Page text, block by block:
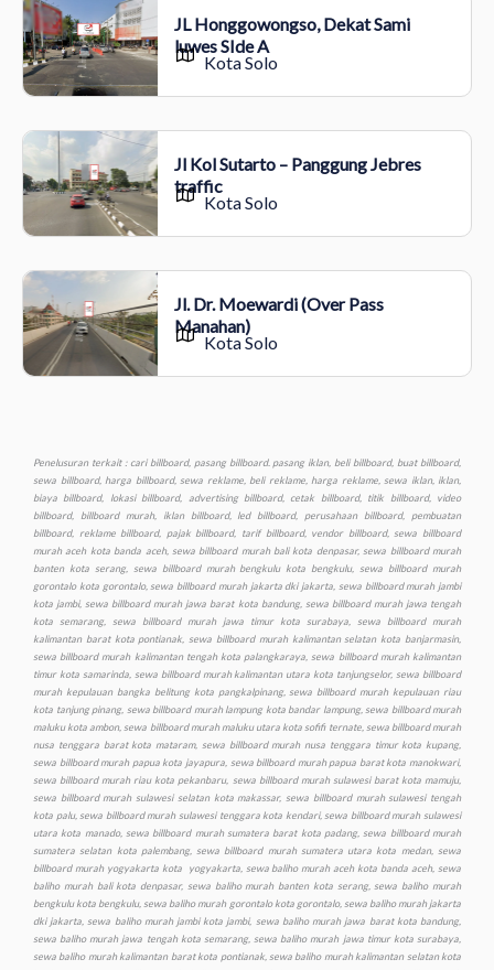
JL Honggowongso, Dekat Sami
luwes SIde A
Kota Solo
Jl Kol Sutarto – Panggung Jebres
traffic
Kota Solo
Jl. Dr. Moewardi (Over Pass
Manahan)
Kota Solo
Penelusuran terkait : cari billboard, pasang billboard. pasang iklan, beli billboard, buat billboard, sewa billboard, harga billboard, sewa reklame, beli reklame, harga reklame, sewa iklan, iklan, biaya billboard, lokasi billboard, advertising billboard, cetak billboard, titik billboard, video billboard, billboard murah, iklan billboard, led billboard, perusahaan billboard, pembuatan billboard, reklame billboard, pajak billboard, tarif billboard, vendor billboard, sewa billboard murah aceh kota banda aceh, sewa billboard murah bali kota denpasar, sewa billboard murah banten kota serang, sewa billboard murah bengkulu kota bengkulu, sewa billboard murah gorontalo kota gorontalo, sewa billboard murah jakarta dki jakarta, sewa billboard murah jambi kota jambi, sewa billboard murah jawa barat kota bandung, sewa billboard murah jawa tengah kota semarang, sewa billboard murah jawa timur kota surabaya, sewa billboard murah kalimantan barat kota pontianak, sewa billboard murah kalimantan selatan kota banjarmasin, sewa billboard murah kalimantan tengah kota palangkaraya, sewa billboard murah kalimantan timur kota samarinda, sewa billboard murah kalimantan utara kota tanjungselor, sewa billboard murah kepulauan bangka belitung kota pangkalpinang, sewa billboard murah kepulauan riau kota tanjung pinang, sewa billboard murah lampung kota bandar lampung, sewa billboard murah maluku kota ambon, sewa billboard murah maluku utara kota sofifi ternate, sewa billboard murah nusa tenggara barat kota mataram, sewa billboard murah nusa tenggara timur kota kupang, sewa billboard murah papua kota jayapura, sewa billboard murah papua barat kota manokwari, sewa billboard murah riau kota pekanbaru, sewa billboard murah sulawesi barat kota mamuju, sewa billboard murah sulawesi selatan kota makassar, sewa billboard murah sulawesi tengah kota palu, sewa billboard murah sulawesi tenggara kota kendari, sewa billboard murah sulawesi utara kota manado, sewa billboard murah sumatera barat kota padang, sewa billboard murah sumatera selatan kota palembang, sewa billboard murah sumatera utara kota medan, sewa billboard murah yogyakarta kota yogyakarta, sewa baliho murah aceh kota banda aceh, sewa baliho murah bali kota denpasar, sewa baliho murah banten kota serang, sewa baliho murah bengkulu kota bengkulu, sewa baliho murah gorontalo kota gorontalo, sewa baliho murah jakarta dki jakarta, sewa baliho murah jambi kota jambi, sewa baliho murah jawa barat kota bandung, sewa baliho murah jawa tengah kota semarang, sewa baliho murah jawa timur kota surabaya, sewa baliho murah kalimantan barat kota pontianak, sewa baliho murah kalimantan selatan kota banjarmasin, sewa baliho murah, kalimantan tengah kota palangkaraya, sewa baliho murah kalimantan timur kota samarinda, sewa baliho murah kalimantan utara kota tanjungselor, sewa baliho murah kepulauan bangka belitung kota pangkalpinang, sewa murah baliho kepulauan riau kota tanjung pinang, sewa baliho murah lampung kota bandar lampung, sewa baliho murah maluku kota ambon, sewa baliho murah maluku utara kota sofifi ternate, sewa baliho murah nusa tenggara barat kota mataram, sewa baliho murah nusa tenggara timur kota kupang, sewa baliho murah papua kota jayapura, sewa baliho murah papua barat kota manokwari, sewa baliho murah riau kota pekanbaru, sewa baliho murah sulawesi barat kota mamuju, sewa baliho murah sulawesi selatan kota makassar, sewa baliho murah sulawesi tengah kota palu, sewa baliho murah sulawesi tenggara kota kendari, sewa baliho murah sulawesi utara kota manado, sewa baliho murah sumatera barat kota padang, sewa baliho murah sumatera selatan kota palembang, sewa baliho murah sumatera utara kota medan, sewa baliho murah yogyakarta kota yogyakarta, sewa videotron murah aceh kota banda aceh, sewa videotron murah bali kota denpasar, sewa videotron murah banten kota serang, sewa videotron murah bengkulu kota bengkulu, sewa videotron murah gorontalo kota gorontalo, sewa videotron murah jakarta dki jakarta, sewa videotron murah jambi kota jambi, sewa videotron murah jawa barat kota bandung, sewa videotron murah jawa tengah kota semarang, sewa videotron murah jawa timur kota surabaya, sewa videotron murah kalimantan barat kota pontianak, sewa videotron murah kalimantan selatan kota banjarmasin, sewa videotron murah kalimantan tengah kota palangkaraya, sewa videotron murah kalimantan timur kota samarinda, sewa videotron murah kalimantan utara kota tanjungselor, sewa videotron murah kepulauan bangka belitung kota pangkalpinang, sewa videotron murah kepulauan riau kota tanjung pinang, sewa videotron murah lampung kota bandar lampung, sewa videotron murah maluku kota ambon, sewa videotron murah maluku utara kota sofifi ternate, sewa videotron murah nusa tenggara barat kota mataram, sewa videotron murah nusa tenggara timur kota kupang, sewa videotron murah papua kota jayapura, sewa videotron murah papua barat kota manokwari, sewa videotron murah riau kota pekanbaru, sewa videotron murah sulawesi barat kota mamuju, sewa videotron murah sulawesi selatan kota makassar, sewa videotron murah sulawesi tengah kota palu, sewa videotron murah sulawesi tenggara kota kendari, sewa videotron murah sulawesi utara kota manado, sewa videotron murah sumatera barat kota padang, sewa videotron murah sumatera selatan kota palembang, sewa videotron murah sumatera utara kota medan, sewa videotron murah yogyakarta kota yogyakarta, produksi murah billboard aceh kota banda aceh, produksi billboard murah bali kota denpasar, produksi billboard murah banten kota serang, produksi billboard murah bengkulu kota bengkulu, produksi billboard murah gorontalo kota gorontalo, produksi billboard murah jakarta dki jakarta, produksi billboard murah jambi kota jambi, produksi billboard murah jawa barat kota bandung, produksi billboard murah jawa tengah kota semarang, produksi billboard murah jawa timur kota surabaya, produksi billboard murah kalimantan barat kota pontianak, produksi billboard murah kalimantan selatan kota banjarmasin, produksi billboard murah kalimantan tengah kota palangkaraya, produksi billboard murah kalimantan timur kota samarinda, produksi billboard murah kalimantan utara kota tanjungselor, produksi billboard murah kepulauan bangka belitung kota pangkalpinang, produksi billboard murah kepulauan riau kota tanjung pinang, produksi billboard murah lampung kota bandar lampung, produksi billboard murah maluku kota ambon, produksi billboard maluku utara kota sofifi ternate, produksi billboard murah nusa tenggara barat kota mataram, produksi billboard murah nusa tenggara timur kota kupang, produksi billboard murah papua kota jayapura, produksi billboard murah papua barat kota manokwari, produksi billboard murah riau kota pekanbaru, produksi billboard murah sulawesi barat kota mamuju, produksi billboard murah sulawesi selatan kota makassar, produksi billboard murah sulawesi tengah kota palu, produksi billboard murah sulawesi tenggara kota kendari, produksi billboard murah sulawesi utara kota manado, produksi billboard murah sumatera barat kota padang, produksi billboard murah sumatera selatan kota palembang, produksi billboard murah sumatera utara kota medan, produksi billboard murah yogyakarta kota yogyakarta, produksi baliho murah aceh kota banda aceh, produksi baliho murah bali kota denpasar, produksi baliho murah banten kota serang, produksi baliho murah bengkulu kota bengkulu, produksi baliho murah gorontalo kota gorontalo, produksi baliho murah jakarta dki jakarta, produksi baliho murah jambi kota jambi, produksi baliho murah jawa barat kota bandung, produksi baliho murah jawa tengah kota semarang, produksi baliho murah jawa timur kota surabaya, produksi baliho murah kalimantan barat kota pontianak, produksi baliho murah kalimantan selatan kota banjarmasin, produksi baliho murah kalimantan tengah kota palangkaraya, produksi baliho murah kalimantan timur kota samarinda, produksi baliho murah kalimantan utara kota tanjungselor, produksi baliho murah kepulauan bangka belitung kota pangkalpinang, produksi baliho murah kepulauan riau kota tanjung pinang, produksi baliho murah lampung kota bandar lampung, produksi baliho murah maluku kota ambon, produksi baliho murah maluku utara kota sofifi ternate, produksi baliho murah nusa tenggara barat kota mataram, produksi baliho murah nusa tenggara timur kota kupang, produksi baliho murah papua kota jayapura, produksi baliho murah papua barat kota manokwari, produksi baliho murah riau kota pekanbaru, produksi baliho murah sulawesi barat kota mamuju, produksi baliho murah sulawesi selatan kota makassar, produksi baliho murah sulawesi tengah kota palu, produksi baliho murah sulawesi tenggara kota kendari, produksi baliho murah sulawesi utara kota manado, produksi baliho murah sumatera barat kota padang, produksi baliho murah sumatera selatan kota palembang, produksi baliho murah sumatera utara kota medan, produksi baliho murah yogyakarta kota yogyakarta, produksi videotron murah aceh kota banda aceh, produksi videotron murah bali kota denpasar, produksi videotron murah banten kota serang, produksi videotron murah bengkulu kota bengkulu, produksi videotron murah gorontalo kota gorontalo, produksi videotron murah jakarta dki jakarta, produksi videotron murah jambi kota jambi, produksi videotron murah jawa barat kota bandung, produksi murah videotron jawa tengah kota semarang, produksi videotron murah jawa timur kota surabaya, produksi videotron murah kalimantan barat kota pontianak, produksi videotron murah kalimantan selatan kota banjarmasin, produksi videotron murah, kalimantan tengah kota palangkaraya, produksi videotron murah kalimantan timur kota samarinda, produksi videotron murah kalimantan utara kota tanjungselor, produksi videotron murah kepulauan bangka belitung kota pangkalpinang, produksi videotron murah kepulauan riau kota tanjung pinang, produksi videotron murah lampung kota bandar lampung, produksi videotron murah maluku kota ambon, produksi videotron murah maluku utara